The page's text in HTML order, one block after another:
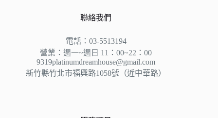
聯絡我們
電話：03-5513194
營業：週一~週日 11：00~22：00
9319platinumdreamhouse@gmail.com
新竹縣竹北市福興路1058號（近中華路）